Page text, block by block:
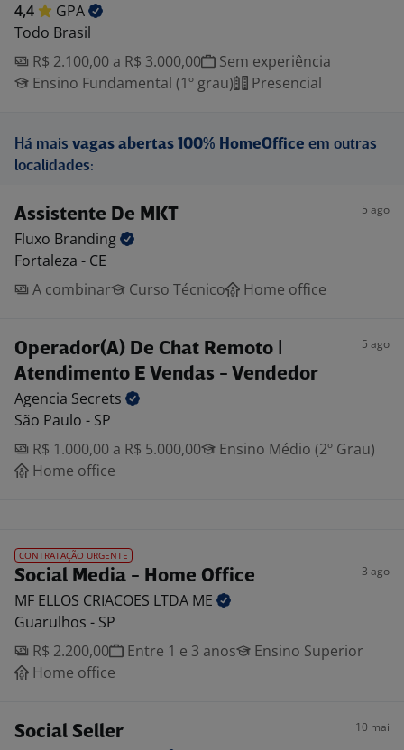
4,4
GPA
Todo Brasil
R$ 2.100,00 a R$ 3.000,00
Sem experiência
Ensino Fundamental (1º grau)
Presencial
Há mais vagas abertas 100% HomeOffice em outras
localidades:
Assistente De MKT 5 ago
Fluxo Branding
Fortaleza - CE
A combinar
Curso Técnico Home office
Operador(A) De Chat Remoto |
Atendimento E Vendas - Vendedor
5 ago
Agencia Secrets
São Paulo - SP
R$ 1.000,00 a R$ 5.000,00
Ensino Médio (2º Grau)
Home office
CONTRATAÇÃO URGENTE
Social Media - Home Office 3 ago
MF ELLOS CRIACOES LTDA ME
Guarulhos - SP
R$ 2.200,00
Entre 1 e 3 anos
Ensino Superior
Home office
Social Seller 10 mai